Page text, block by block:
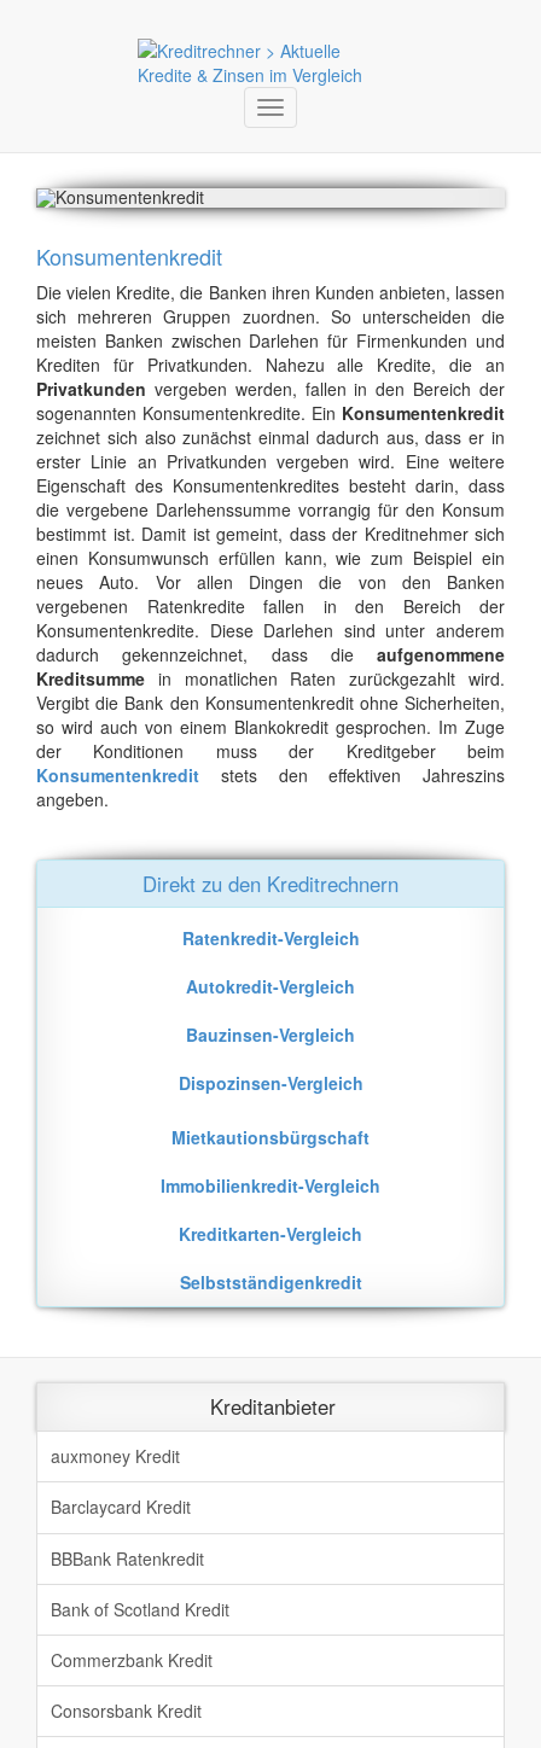
Toggle
navigation
Konsumentenkredit
Die vielen Kredite, die Banken ihren Kunden anbieten, lassen
sich mehreren Gruppen zuordnen. So unterscheiden die
meisten Banken zwischen Darlehen für Firmenkunden und
Krediten für Privatkunden. Nahezu alle Kredite, die an
Privatkunden vergeben werden, fallen in den Bereich der
sogenannten Konsumentenkredite. Ein Konsumentenkredit
zeichnet sich also zunächst einmal dadurch aus, dass er in
erster Linie an Privatkunden vergeben wird. Eine weitere
Eigenschaft des Konsumentenkredites besteht darin, dass
die vergebene Darlehenssumme vorrangig für den Konsum
bestimmt ist. Damit ist gemeint, dass der Kreditnehmer sich
einen Konsumwunsch erfüllen kann, wie zum Beispiel ein
neues Auto. Vor allen Dingen die von den Banken
vergebenen Ratenkredite fallen in den Bereich der
Konsumentenkredite. Diese Darlehen sind unter anderem
dadurch gekennzeichnet, dass die aufgenommene
Kreditsumme in monatlichen Raten zurückgezahlt wird.
Vergibt die Bank den Konsumentenkredit ohne Sicherheiten,
so wird auch von einem Blankokredit gesprochen. Im Zuge
der Konditionen muss der Kreditgeber beim
Konsumentenkredit stets den effektiven Jahreszins
angeben.
Direkt zu den Kreditrechnern
Ratenkredit-Vergleich
Autokredit-Vergleich
Bauzinsen-Vergleich
Dispozinsen-Vergleich
Mietkautionsbürgschaft
Immobilienkredit-Vergleich
Kreditkarten-Vergleich
Selbstständigenkredit
Kreditanbieter
auxmoney Kredit
Barclaycard Kredit
BBBank Ratenkredit
Bank of Scotland Kredit
Commerzbank Kredit
Consorsbank Kredit